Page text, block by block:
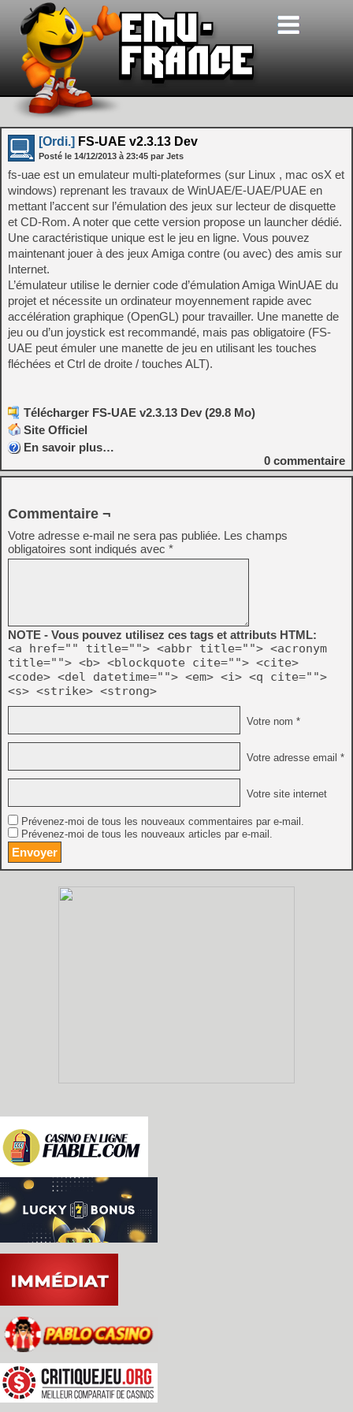
[Ordi.] FS-UAE v2.3.13 Dev
Posté le 14/12/2013 à 23:45 par Jets
fs-uae est un emulateur multi-plateformes (sur Linux , mac osX et
windows) reprenant les travaux de WinUAE/E-UAE/PUAE en
mettant l’accent sur l’émulation des jeux sur lecteur de disquette
et CD-Rom. A noter que cette version propose un launcher dédié.
Une caractéristique unique est le jeu en ligne. Vous pouvez
maintenant jouer à des jeux Amiga contre (ou avec) des amis sur
Internet.
L’émulateur utilise le dernier code d’émulation Amiga WinUAE du
projet et nécessite un ordinateur moyennement rapide avec
accélération graphique (OpenGL) pour travailler. Une manette de
jeu ou d’un joystick est recommandé, mais pas obligatoire (FS-
UAE peut émuler une manette de jeu en utilisant les touches
fléchées et Ctrl de droite / touches ALT).
Télécharger FS-UAE v2.3.13 Dev (29.8 Mo)
Site Officiel
En savoir plus…
0 commentaire
Commentaire ¬
Votre adresse e-mail ne sera pas publiée. Les champs
obligatoires sont indiqués avec *
NOTE - Vous pouvez utilisez ces tags et attributs HTML:
<a href="" title=""> <abbr title=""> <acronym
title=""> <b> <blockquote cite=""> <cite>
<code> <del datetime=""> <em> <i> <q cite="">
<s> <strike> <strong>
Votre nom *
Votre adresse email *
Votre site internet
Prévenez-moi de tous les nouveaux commentaires par e-mail.
Prévenez-moi de tous les nouveaux articles par e-mail.